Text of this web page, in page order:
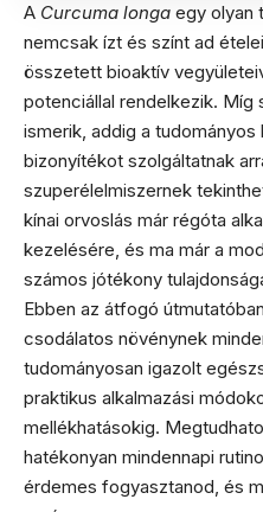
A Curcuma longa egy olyan
nemcsak ízt és színt ad
összetett bioaktív
potenciállal rendelkezik.
ismerik, addig a
bizonyítékot szolgáltatnak
szuperélelmiszernek
kínai orvoslás már régóta
kezelésére, és ma már a
számos jótékony
Ebben az átfogó
csodálatos növénynek
tudományosan igazolt
praktikus alkalmazási
mellékhatásokig.
hatékonyan mindennapi
érdemes fogyasztanod, és